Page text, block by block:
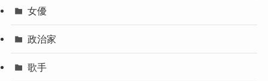
女優
政治家
歌手